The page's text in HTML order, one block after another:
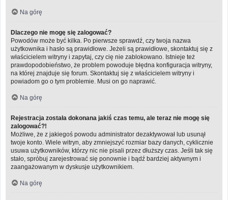
Na górę
Dlaczego nie mogę się zalogować?
Powodów może być kilka. Po pierwsze sprawdź, czy twoja nazwa
użytkownika i hasło są prawidłowe. Jeżeli są prawidłowe, skontaktuj się z
właścicielem witryny i zapytaj, czy cię nie zablokowano. Istnieje też
prawdopodobieństwo, że problem powoduje błędna konfiguracja witryny,
na której znajduje się forum. Skontaktuj się z właścicielem witryny i
powiadom go o tym problemie. Musi on go naprawić.
Na górę
Rejestracja została dokonana jakiś czas temu, ale teraz nie mogę się
zalogować?!
Możliwe, że z jakiegoś powodu administrator dezaktywował lub usunął
twoje konto. Wiele witryn, aby zmniejszyć rozmiar bazy danych, cyklicznie
usuwa użytkowników, którzy nic nie pisali przez dłuższy czas. Jeśli tak się
stało, spróbuj zarejestrować się ponownie i bądź bardziej aktywnym i
zaangażowanym w dyskusje użytkownikiem.
Na górę